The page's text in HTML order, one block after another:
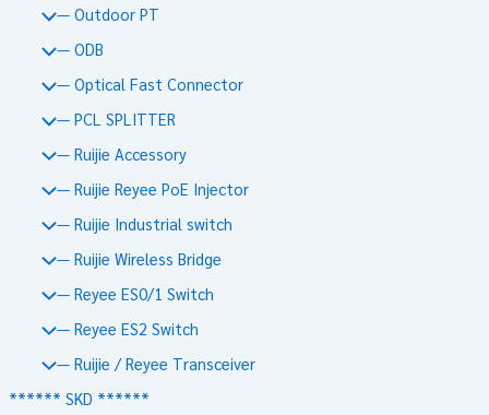
— Outdoor PT
— ODB
— Optical Fast Connector
— PCL SPLITTER
— Ruijie Accessory
— Ruijie Reyee PoE Injector
— Ruijie Industrial switch
— Ruijie Wireless Bridge
— Reyee ES0/1 Switch
— Reyee ES2 Switch
— Ruijie / Reyee Transceiver
****** SKD ******